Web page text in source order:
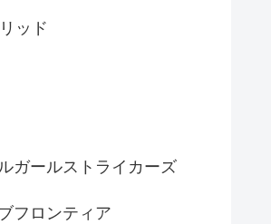
ッド
ガールストライカーズ
フロンティア